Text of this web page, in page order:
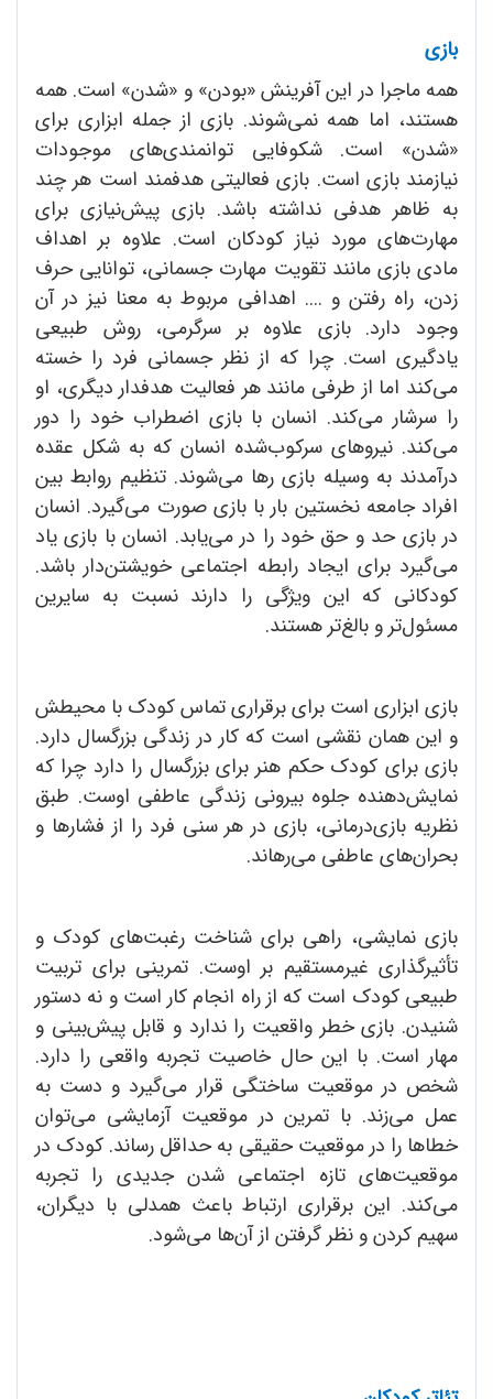
بازی
همه ماجرا در این آفرینش «بودن» و «شدن» است. همه
هستند، اما همه نمی‌شوند. بازی از جمله ابزاری برای
«شدن» است. شکوفایی توانمندی‌های موجودات
نیازمند بازی است. بازی فعالیتی هدفمند است هر چند
به ظاهر هدفی نداشته باشد. بازی پیش‌نیازی برای
مهارت‌های مورد نیاز کودکان است. علاوه بر اهداف
مادی بازی مانند تقویت مهارت جسمانی، توانایی حرف
زدن، راه رفتن و .... اهدافی مربوط به معنا نیز در آن
وجود دارد. بازی علاوه بر سرگرمی، روش طبیعی
یادگیری است. چرا که از نظر جسمانی فرد را خسته
می‌کند اما از طرفی مانند هر فعالیت هدفدار دیگری، او
را سرشار می‌کند. انسان با بازی اضطراب خود را دور
می‌کند. نیروهای سرکوب‌شده انسان که به شکل عقده
درآمدند به وسیله بازی رها می‌شوند. تنظیم روابط بین
افراد جامعه نخستین بار با بازی صورت می‌گیرد. انسان
در بازی حد و حق خود را در می‌یابد. انسان با بازی یاد
می‌گیرد برای ایجاد رابطه اجتماعی خویشتن‌دار باشد.
کودکانی که این ویژگی را دارند نسبت به سایرین
مسئول‌تر و بالغ‌تر هستند.
بازی ابزاری است برای برقراری تماس کودک با محیطش
و این همان نقشی است که کار در زندگی بزرگسال دارد.
بازی برای کودک حکم هنر برای بزرگسال را دارد چرا که
نمایش‌‌دهنده جلوه بیرونی زندگی عاطفی اوست. طبق
نظریه بازی‌درمانی، بازی در هر سنی فرد را از فشارها و
بحران‌های عاطفی می‌رهاند.
بازی نمایشی، راهی برای شناخت رغبت‌های کودک و
تأثیرگذاری غیرمستقیم بر اوست. تمرینی برای تربیت
طبیعی کودک است که از راه انجام کار است و نه دستور
شنیدن. بازی خطر واقعیت را ندارد و قابل پیش‌بینی و
مهار است. با این حال خاصیت تجربه واقعی را دارد.
شخص در موقعیت ساختگی قرار می‌گیرد و دست به
عمل می‌زند. با تمرین در موقعیت آزمایشی می‌توان
خطاها را در موقعیت حقیقی به حداقل رساند. کودک در
موقعیت‌های تازه اجتماعی شدن جدیدی را تجربه
می‌کند. این برقراری ارتباط باعث همدلی با دیگران،
سهیم کردن و نظر گرفتن از آن‌ها می‌شود.